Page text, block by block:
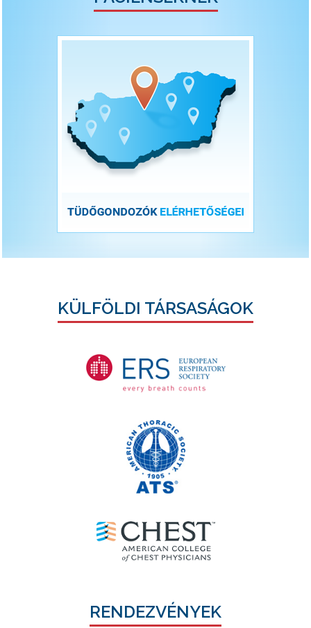
KÜLFÖLDI TÁRSASÁGOK
RENDEZVÉNYEK